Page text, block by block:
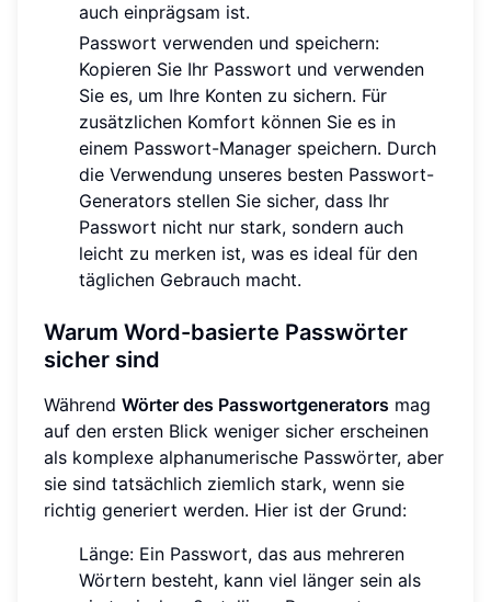
auch einprägsam ist.
Passwort verwenden und speichern:
Kopieren Sie Ihr Passwort und verwenden
Sie es, um Ihre Konten zu sichern. Für
zusätzlichen Komfort können Sie es in
einem Passwort-Manager speichern. Durch
die Verwendung unseres besten Passwort-
Generators stellen Sie sicher, dass Ihr
Passwort nicht nur stark, sondern auch
leicht zu merken ist, was es ideal für den
täglichen Gebrauch macht.
Warum Word-basierte Passwörter
sicher sind
Während Wörter des Passwortgenerators mag
auf den ersten Blick weniger sicher erscheinen
als komplexe alphanumerische Passwörter, aber
sie sind tatsächlich ziemlich stark, wenn sie
richtig generiert werden. Hier ist der Grund:
Länge: Ein Passwort, das aus mehreren
Wörtern besteht, kann viel länger sein als